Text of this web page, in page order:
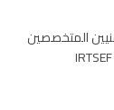
المتخصصين